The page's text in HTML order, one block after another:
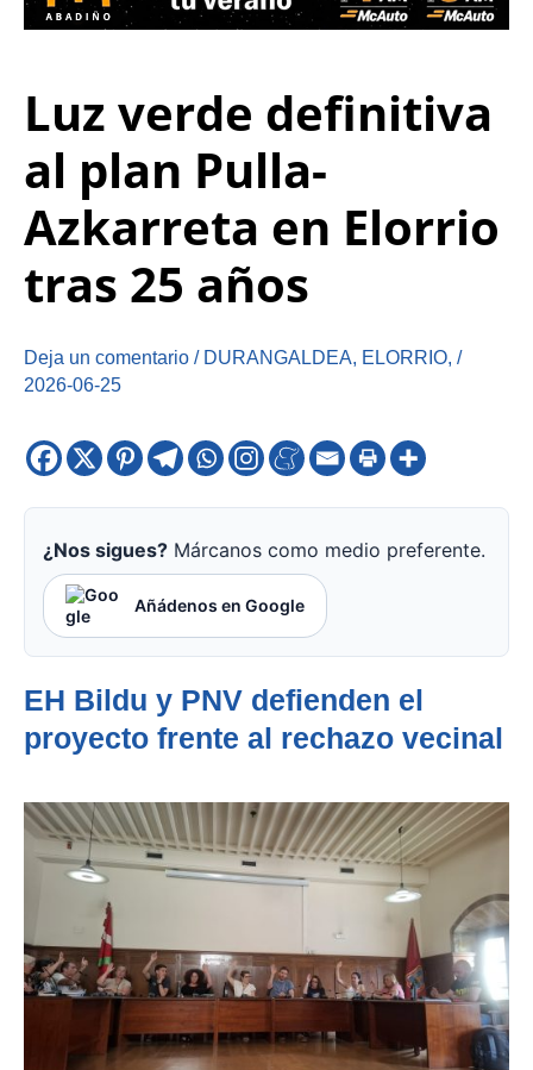
Luz verde definitiva
al plan Pulla-
Azkarreta en Elorrio
tras 25 años
Deja un comentario / DURANGALDEA, ELORRIO, /
2026-06-25
¿Nos sigues? Márcanos como medio preferente.
Añádenos en Google
EH Bildu y PNV defienden el
proyecto frente al rechazo vecinal